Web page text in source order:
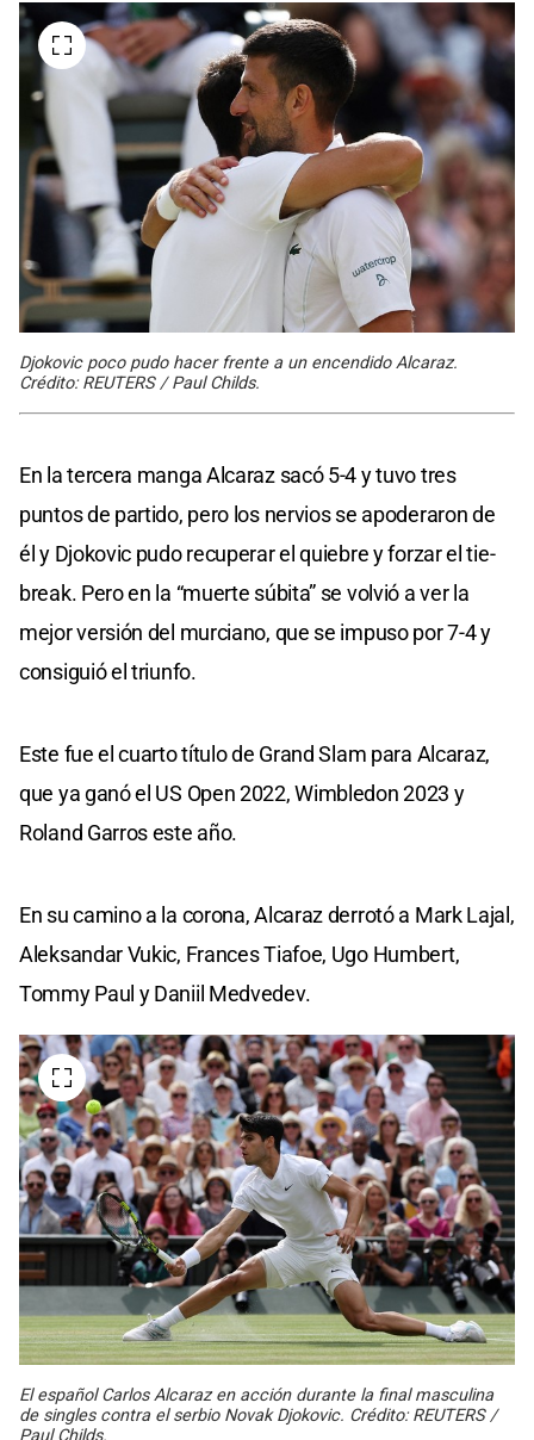
Djokovic poco pudo hacer frente a un encendido Alcaraz.
Crédito: REUTERS / Paul Childs.
En la tercera manga Alcaraz sacó 5-4 y tuvo tres
puntos de partido, pero los nervios se apoderaron de
él y Djokovic pudo recuperar el quiebre y forzar el tie-
break. Pero en la “muerte súbita” se volvió a ver la
mejor versión del murciano, que se impuso por 7-4 y
consiguió el triunfo.
Este fue el cuarto título de Grand Slam para Alcaraz,
que ya ganó el US Open 2022, Wimbledon 2023 y
Roland Garros este año.
En su camino a la corona, Alcaraz derrotó a Mark Lajal,
Aleksandar Vukic, Frances Tiafoe, Ugo Humbert,
Tommy Paul y Daniil Medvedev.
El español Carlos Alcaraz en acción durante la final masculina
de singles contra el serbio Novak Djokovic. Crédito: REUTERS /
Paul Childs.